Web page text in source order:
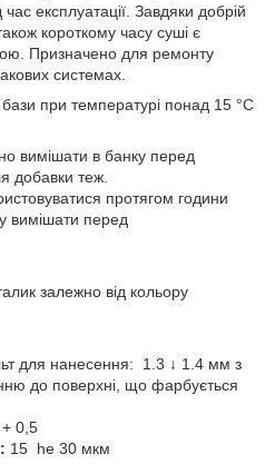
експлуатації. Завдяки добрій
короткому часу суші є
Призначено для ремонту
системах.
при температурі понад 15 °C
вимішати в банку перед
добавки теж.
протягом години
вимішати перед
залежно від кольору
для нанесення: 1.3 ↓ 1.4 мм з
до поверхні, що фарбується
0,5
15 he 30 мкм